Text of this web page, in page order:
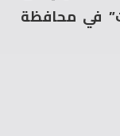
في محافظة